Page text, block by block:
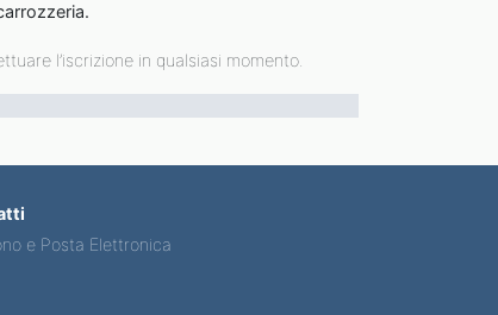
l’iscrizione in qualsiasi momento.
e Posta Elettronica